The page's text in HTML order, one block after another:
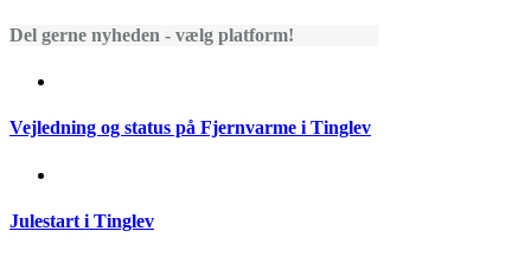
Del gerne nyheden - vælg platform!
Vejledning og status på Fjernvarme i Tinglev
Julestart i Tinglev